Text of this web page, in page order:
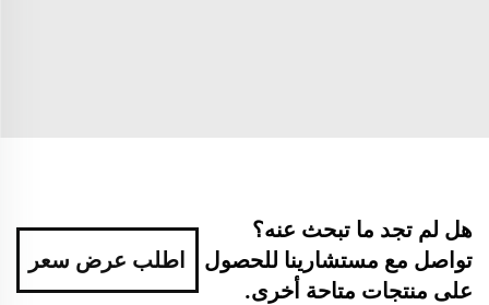
هل لم تجد ما تبحث عنه؟
تواصل مع مستشارينا للحصول
على منتجات متاحة أخرى.
اطلب عرض سعر